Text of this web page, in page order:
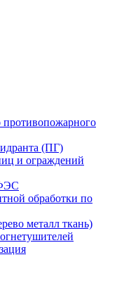
(ПГ)
и ограждений
обработки по
металл ткань)